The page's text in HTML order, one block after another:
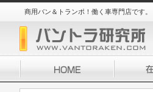
商用バン＆トランポ！働く車専門店です。